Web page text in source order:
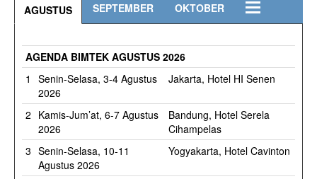
AGUSTUS SEPTEMBER OKTOBER
AGENDA BIMTEK AGUSTUS 2026
1
Senin-Selasa, 3-4 Agustus
2026
Jakarta, Hotel HI Senen
2 Kamis-Jum’at, 6-7 Agustus
2026
Bandung, Hotel Serela
Cihampelas
3 Senin-Selasa, 10-11
Agustus 2026
Yogyakarta, Hotel Cavinton